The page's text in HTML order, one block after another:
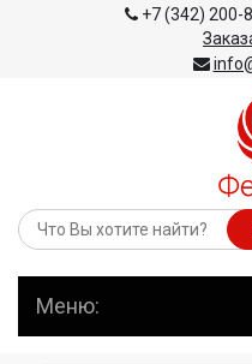
+7 (342) 200-
Меню: